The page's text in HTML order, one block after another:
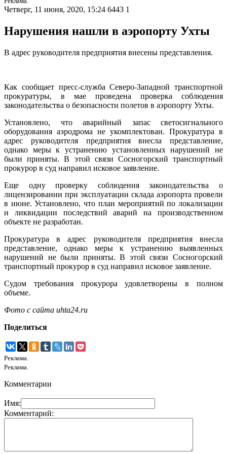
Четверг, 11 июня, 2020, 15:24 6443 1
Нарушения нашли в аэропорту Ухты
В адрес руководителя предприятия внесены представления.
Как сообщает пресс-служба Северо-Западной транспортной
прокуратуры, в мае проведена проверка соблюдения
законодательства о безопасности полетов в аэропорту Ухты.
Установлено, что аварийный запас светосигнального
оборудования аэродрома не укомплектован. Прокуратура в
адрес руководителя предприятия внесла представление,
однако меры к устранению установленных нарушений не
были приняты. В этой связи Сосногорский транспортный
прокурор в суд направил исковое заявление.
Еще одну проверку соблюдения законодательства о
лицензировании при эксплуатации склада аэропорта провели
в июне. Установлено, что план мероприятий по локализации
и ликвидации последствий аварий на производственном
объекте не разработан.
Прокуратура в адрес руководителя предприятия внесла
представление, однако меры к устранению выявленных
нарушений не были приняты. В этой связи Сосногорский
транспортный прокурор в суд направил исковое заявление.
Судом требования прокурора удовлетворены в полном
объеме.
Фото с сайта uhta24.ru
Поделиться
Реклама.
Реклама.
Комментарии
Имя:
Комментарий: